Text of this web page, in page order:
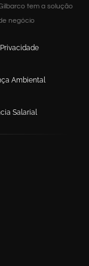
tem a solução
negócio
Ambiental
Salarial